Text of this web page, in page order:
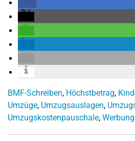
BMF-Schreiben, Höchstbetrag,
Umzüge, Umzugsauslagen,
Umzugskostenpauschale,